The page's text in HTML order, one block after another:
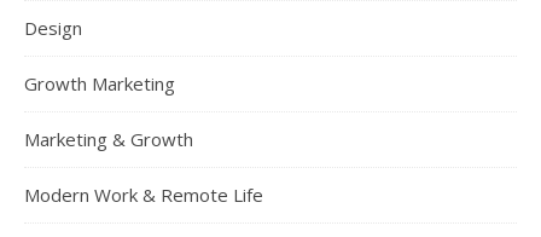
Design
Growth Marketing
Marketing & Growth
Modern Work & Remote Life